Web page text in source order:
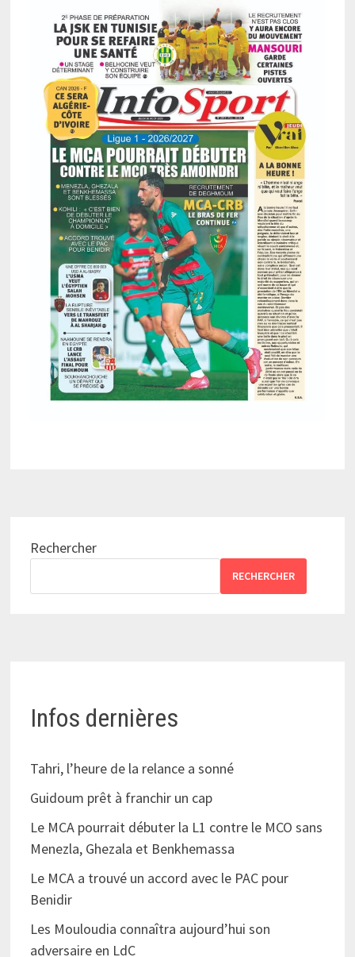
Rechercher
RECHERCHER
Infos dernières
Tahri, l’heure de la relance a sonné
Guidoum prêt à franchir un cap
Le MCA pourrait débuter la L1 contre le MCO sans
Menezla, Ghezala et Benkhemassa
Le MCA a trouvé un accord avec le PAC pour
Benidir
Les Mouloudia connaîtra aujourd’hui son
adversaire en LdC